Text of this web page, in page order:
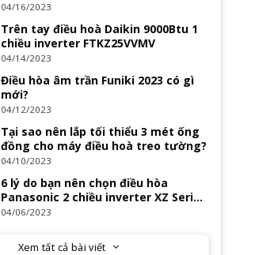
04/16/2023
Trên tay điều hoà Daikin 9000Btu 1
chiều inverter FTKZ25VVMV
04/14/2023
Điều hòa âm trần Funiki 2023 có gì
mới?
04/12/2023
Tại sao nên lắp tối thiểu 3 mét ống
đồng cho máy điều hoà treo tường?
04/10/2023
6 lý do bạn nên chọn điều hòa
Panasonic 2 chiều inverter XZ Series
2023
04/06/2023
Xem tất cả bài viết